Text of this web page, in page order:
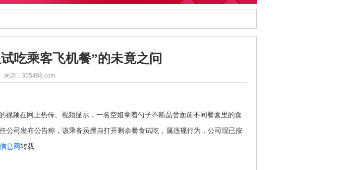
吃乘客飞机餐”的未竟之问
来源：365488.com
视频在网上热传。视频显示，一名空姐拿着勺子不断品尝面前不同餐盒里的食
公司发布公告称，该乘务员擅自打开剩余餐食试吃，属违规行为，公司现已按
息网 转载